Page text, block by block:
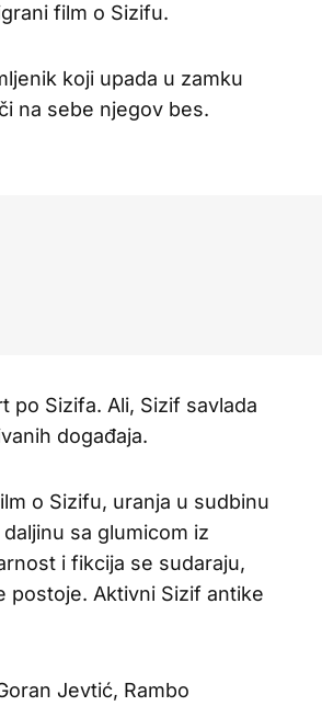
film o Sizifu.
koji upada u zamku
na sebe njegov bes.
po Sizifa. Ali, Sizif savlada
događaja.
o Sizifu, uranja u sudbinu
sa glumicom iz
i fikcija se sudaraju,
postoje. Aktivni Sizif antike
Jevtić, Rambo